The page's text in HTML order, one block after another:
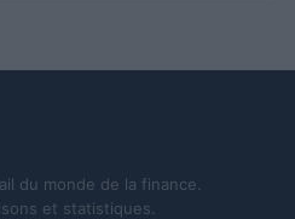
du monde de la finance.
et statistiques.